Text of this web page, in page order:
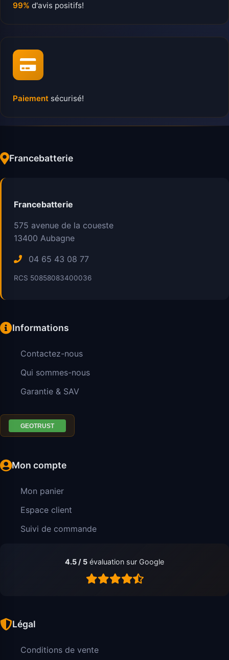
99% d'avis positifs!
Paiement sécurisé!
Francebatterie
Francebatterie
575 avenue de la coueste
13400 Aubagne
04 65 43 08 77
RCS 50858083400036
Informations
Contactez-nous
Qui sommes-nous
Garantie & SAV
Mon compte
Mon panier
Espace client
Suivi de commande
4.5 / 5 évaluation sur Google
Légal
Conditions de vente